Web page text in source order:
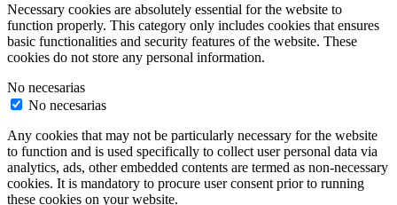
Necessary cookies are absolutely essential for the website to
function properly. This category only includes cookies that ensures
basic functionalities and security features of the website. These
cookies do not store any personal information.
No necesarias
No necesarias
Any cookies that may not be particularly necessary for the website
to function and is used specifically to collect user personal data via
analytics, ads, other embedded contents are termed as non-necessary
cookies. It is mandatory to procure user consent prior to running
these cookies on your website.